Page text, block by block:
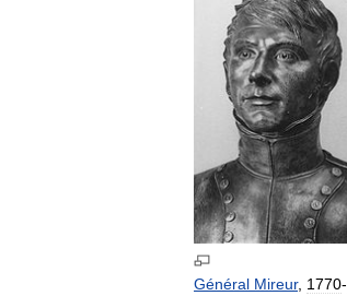
Général Mireur, 1770-